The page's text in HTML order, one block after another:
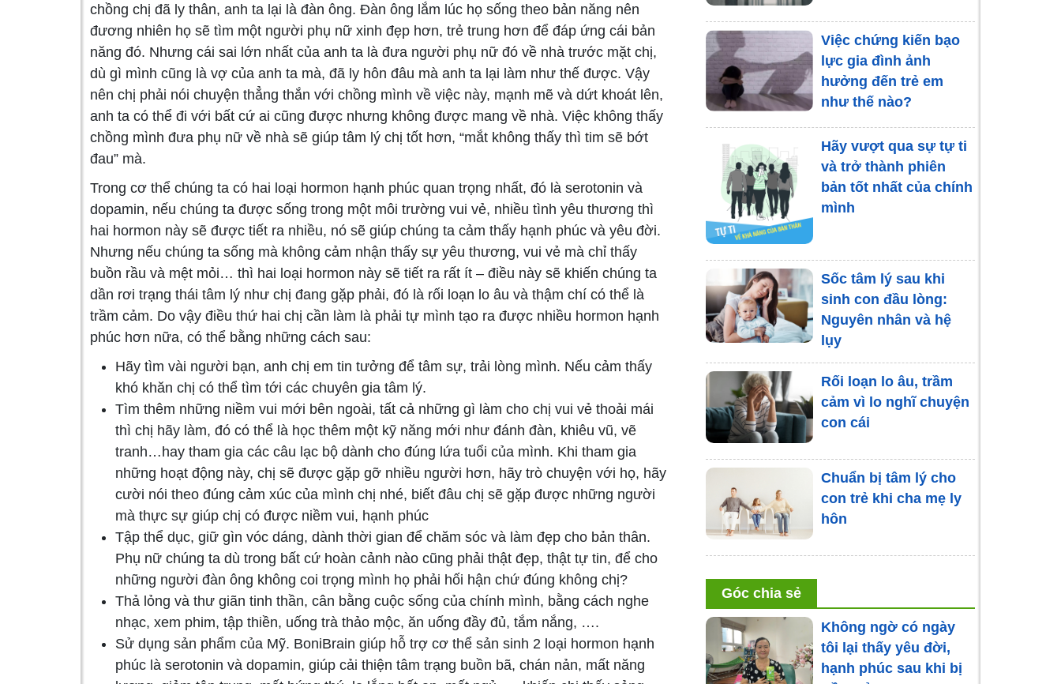
chồng chị đã ly thân, anh ta lại là đàn ông. Đàn ông lắm lúc họ sống theo bản năng nên
đương nhiên họ sẽ tìm một người phụ nữ xinh đẹp hơn, trẻ trung hơn để đáp ứng cái bản
năng đó. Nhưng cái sai lớn nhất của anh ta là đưa người phụ nữ đó về nhà trước mặt chị,
dù gì mình cũng là vợ của anh ta mà, đã ly hôn đâu mà anh ta lại làm như thế được. Vậy
nên chị phải nói chuyện thẳng thắn với chồng mình về việc này, mạnh mẽ và dứt khoát lên,
anh ta có thể đi với bất cứ ai cũng được nhưng không được mang về nhà. Việc không thấy
chồng mình đưa phụ nữ về nhà sẽ giúp tâm lý chị tốt hơn, “mắt không thấy thì tim sẽ bớt
đau” mà.
Trong cơ thể chúng ta có hai loại hormon hạnh phúc quan trọng nhất, đó là serotonin và
dopamin, nếu chúng ta được sống trong một môi trường vui vẻ, nhiều tình yêu thương thì
hai hormon này sẽ được tiết ra nhiều, nó sẽ giúp chúng ta cảm thấy hạnh phúc và yêu đời.
Nhưng nếu chúng ta sống mà không cảm nhận thấy sự yêu thương, vui vẻ mà chỉ thấy
buồn rầu và mệt mỏi… thì hai loại hormon này sẽ tiết ra rất ít – điều này sẽ khiến chúng ta
dần rơi trạng thái tâm lý như chị đang gặp phải, đó là rối loạn lo âu và thậm chí có thể là
trầm cảm. Do vậy điều thứ hai chị cần làm là phải tự mình tạo ra được nhiều hormon hạnh
phúc hơn nữa, có thể bằng những cách sau:
Hãy tìm vài người bạn, anh chị em tin tưởng để tâm sự, trải lòng mình. Nếu cảm thấy
khó khăn chị có thể tìm tới các chuyên gia tâm lý.
Tìm thêm những niềm vui mới bên ngoài, tất cả những gì làm cho chị vui vẻ thoải mái
thì chị hãy làm, đó có thể là học thêm một kỹ năng mới như đánh đàn, khiêu vũ, vẽ
tranh…hay tham gia các câu lạc bộ dành cho đúng lứa tuổi của mình. Khi tham gia
những hoạt động này, chị sẽ được gặp gỡ nhiều người hơn, hãy trò chuyện với họ, hãy
cười nói theo đúng cảm xúc của mình chị nhé, biết đâu chị sẽ gặp được những người
mà thực sự giúp chị có được niềm vui, hạnh phúc
Tập thể dục, giữ gìn vóc dáng, dành thời gian để chăm sóc và làm đẹp cho bản thân.
Phụ nữ chúng ta dù trong bất cứ hoàn cảnh nào cũng phải thật đẹp, thật tự tin, để cho
những người đàn ông không coi trọng mình họ phải hối hận chứ đúng không chị?
Thả lỏng và thư giãn tinh thần, cân bằng cuộc sống của chính mình, bằng cách nghe
nhạc, xem phim, tập thiền, uống trà thảo mộc, ăn uống đầy đủ, tắm nắng, ….
Sử dụng sản phẩm của Mỹ. BoniBrain giúp hỗ trợ cơ thể sản sinh 2 loại hormon hạnh
phúc là serotonin và dopamin, giúp cải thiện tâm trạng buồn bã, chán nản, mất năng
Việc chứng kiến bạo
lực gia đình ảnh
hưởng đến trẻ em
như thế nào?
Hãy vượt qua sự tự ti
và trở thành phiên
bản tốt nhất của chính
mình
Sốc tâm lý sau khi
sinh con đầu lòng:
Nguyên nhân và hệ
lụy
Rối loạn lo âu, trầm
cảm vì lo nghĩ chuyện
con cái
Chuẩn bị tâm lý cho
con trẻ khi cha mẹ ly
hôn
Stress vì áp lực sinh
Góc chia sẻ
Không ngờ có ngày
tôi lại thấy yêu đời,
hạnh phúc sau khi bị